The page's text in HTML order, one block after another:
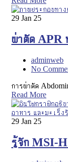
29 Jan 25
ผ่าตัด APR
adminweb
No
การผ่าตัด
Read More
29 Jan 25
รู้จัก MSI-H